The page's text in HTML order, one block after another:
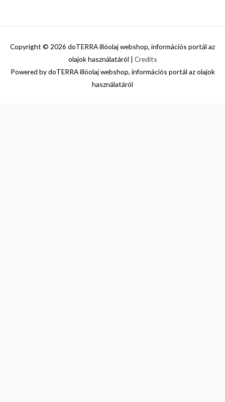
Copyright © 2026 doTERRA illóolaj webshop, információs portál az
olajok használatáról | Credits
Powered bydoTERRA illóolaj webshop, információs portál az olajok
használatáról